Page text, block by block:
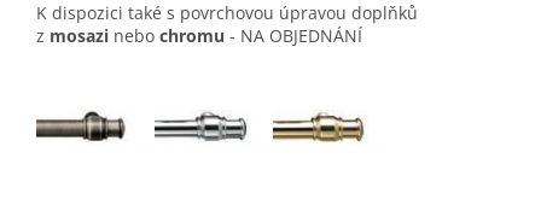
​K dispozici také s povrchovou úpravou doplňků
z mosazi nebo chromu - NA OBJEDNÁNÍ